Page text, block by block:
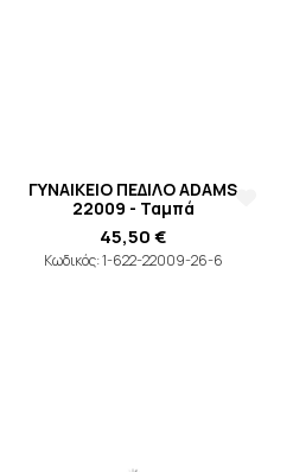
ΓΥΝΑΙΚΕΙΟ ΠΕΔΙΛΟ ADAMS
22009 - Ταμπά
45,50 €
Κωδικός: 1-622-22009-26-6